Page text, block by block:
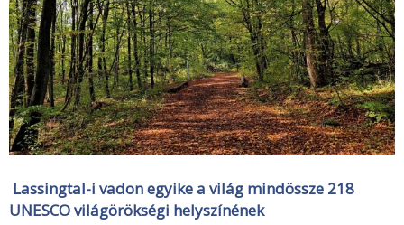
Lassingtal-i vadon egyike a világ mindössze 218
UNESCO világörökségi helyszínének